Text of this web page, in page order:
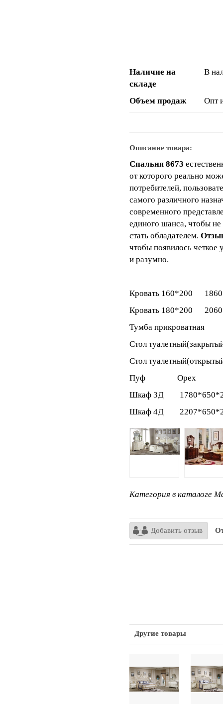
Наличие на
складе
В
Объем продаж Опт
Описание товара:
Спальня 8673
от которого реально
потребителей,
самого различного
современного
единого шанса, чтобы
стать обладателем.
чтобы появилось четкое
и разумно.
Кровать 160*200
Кровать 180*200
Тумба
Стол
Стол
Пуф Орех
Шкаф 3Д
Шкаф 4Д
Категория в каталоге
Добавить отзыв
Другие товары